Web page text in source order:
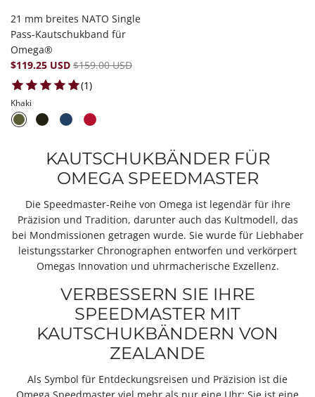
21 mm breites NATO Single
Pass-Kautschukband für
Omega®
$119.25 USD $159.00 USD
(1)1 total reviews
Khaki
KAUTSCHUKBÄNDER FÜR
OMEGA SPEEDMASTER
Die Speedmaster-Reihe von Omega ist legendär für ihre
Präzision und Tradition, darunter auch das Kultmodell, das
bei Mondmissionen getragen wurde. Sie wurde für Liebhaber
leistungsstarker Chronographen entworfen und verkörpert
Omegas Innovation und uhrmacherische Exzellenz.
VERBESSERN SIE IHRE
SPEEDMASTER MIT
KAUTSCHUKBÄNDERN VON
ZEALANDE
Als Symbol für Entdeckungsreisen und Präzision ist die